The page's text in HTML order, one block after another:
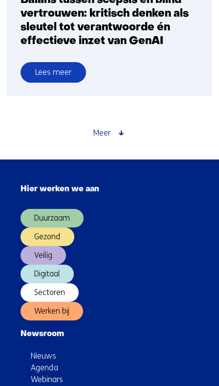
vertrouwen: kritisch denken als
sleutel tot verantwoorde én
effectieve inzet van GenAI
Lees meer
over
als
tot
verantwoorde
én
effectieve
inzet
van
GenAI
Meer
Hier werken we aan
Duurzaam
Gezond
Veilig
Digitaal
Sectoren
Werken bij
Newsroom
Nieuws
Agenda
Webinars